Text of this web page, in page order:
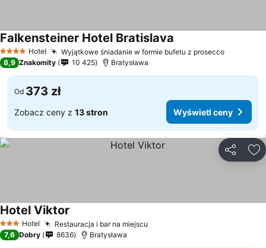
4 KategoriaHotel Wyjątkowe śniadanie w formie bufetu z prosecco
Falkensteiner Hotel Bratislava
8,9 Znakomity 10 425 Bratysława
Od 373 zł
Zobacz ceny z 13 stron Wyświetl ceny
3 Kategoria
Hotel Restauracja i bar na miejscu
Hotel Viktor
7,6 Dobry 8636 Bratysława